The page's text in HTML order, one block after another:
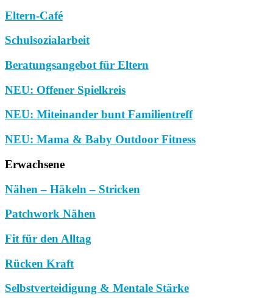
Eltern-Café
Schulsozialarbeit
Beratungsangebot für Eltern
NEU: Offener Spielkreis
NEU: Miteinander bunt Familientreff
NEU: Mama & Baby Outdoor Fitness
Erwachsene
Nähen – Häkeln – Stricken
Patchwork Nähen
Fit für den Alltag
Rücken Kraft
Selbstverteidigung & Mentale Stärke